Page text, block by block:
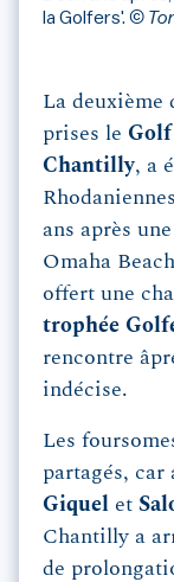
la Golfers'. ©
La
prises le
Chantilly, a
ans après
Omaha
offert une
trophée
rencontre
indécise.
Les
partagés, car
Giquel et
Chantilly a
de